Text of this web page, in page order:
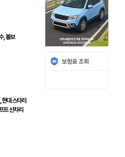
, 볼보
현대 스타리
트 신차리